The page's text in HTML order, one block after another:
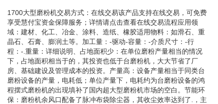
1700大型磨粉机交易方式：在线交易该产品支持在线交易，可免费
享受慧付宝资金保障服务；详情请点击查看在线交易流程应用领
域：建材、化工、冶金、涂料、造纸、橡胶适用物料：如滑石、重
晶石、石膏、膨润土等。加工量：-驱动-容量：-介质尺寸：-行
程：-.重量：详细说明、占地面积少：在单位磨粉产量相当的情况
下，占地面积相当于的，其投资也低于台磨粉机，大大节省了厂
房、基础建设及管理成本的投资。产量高：设备产量相当于同类台
磨粉设备的产量，电耗低；单位产量下，电耗约为台磨粉设备的鸿
程摆式磨粉机的出现填补了国内超大型磨粉机市场的空白。节能环
保：磨粉机余风口配备了脉冲布袋除尘器，其收尘效率达到了.，主